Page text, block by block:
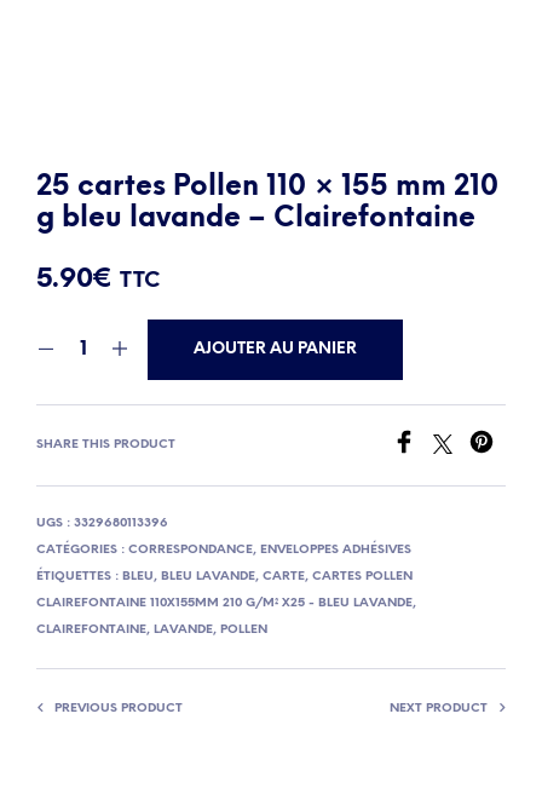
25 cartes Pollen 110 × 155 mm 210
g bleu lavande – Clairefontaine
5.90€ TTC
AJOUTER AU PANIER
SHARE THIS PRODUCT
UGS : 3329680113396
CATÉGORIES : CORRESPONDANCE, ENVELOPPES ADHÉSIVES
ÉTIQUETTES : BLEU, BLEU LAVANDE, CARTE, CARTES POLLEN
CLAIREFONTAINE 110X155MM 210 G/M² X25 - BLEU LAVANDE,
CLAIREFONTAINE, LAVANDE, POLLEN
PREVIOUS PRODUCT NEXT PRODUCT